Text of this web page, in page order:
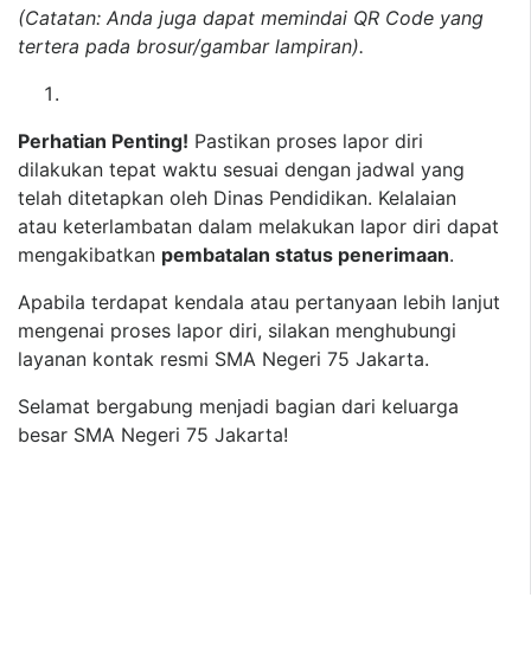
(Catatan: Anda juga dapat memindai QR Code yang
tertera pada brosur/gambar lampiran).
Perhatian Penting! Pastikan proses lapor diri
dilakukan tepat waktu sesuai dengan jadwal yang
telah ditetapkan oleh Dinas Pendidikan. Kelalaian
atau keterlambatan dalam melakukan lapor diri dapat
mengakibatkan pembatalan status penerimaan.
Apabila terdapat kendala atau pertanyaan lebih lanjut
mengenai proses lapor diri, silakan menghubungi
layanan kontak resmi SMA Negeri 75 Jakarta.
Selamat bergabung menjadi bagian dari keluarga
besar SMA Negeri 75 Jakarta!